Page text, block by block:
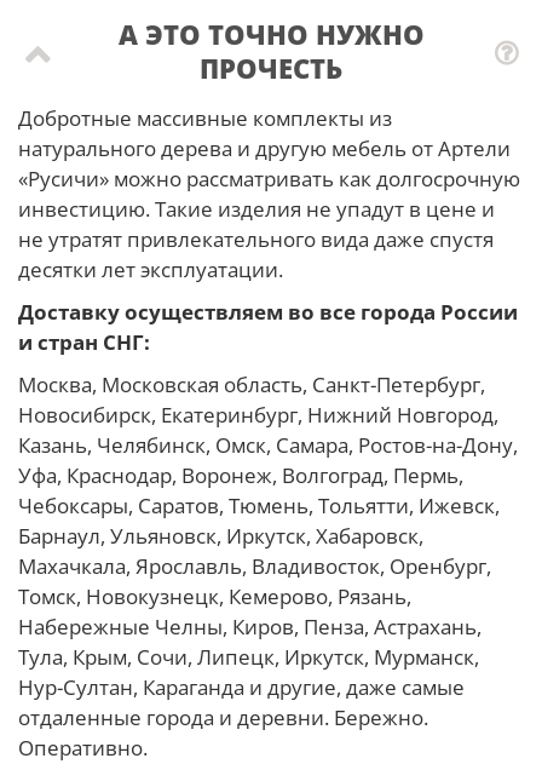
А ЭТО ТОЧНО НУЖНО
ПРОЧЕСТЬ
Добротные массивные комплекты из
натурального дерева и другую мебель от Артели
«Русичи» можно рассматривать как долгосрочную
инвестицию. Такие изделия не упадут в цене и
не утратят привлекательного вида даже спустя
десятки лет эксплуатации.
Доставку осуществляем во все города России
и стран СНГ:
Москва, Московская область, Санкт-Петербург,
Новосибирск, Екатеринбург, Нижний Новгород,
Казань, Челябинск, Омск, Самара, Ростов-на-Дону,
Уфа, Краснодар, Воронеж, Волгоград, Пермь,
Чебоксары, Саратов, Тюмень, Тольятти, Ижевск,
Барнаул, Ульяновск, Иркутск, Хабаровск,
Махачкала, Ярославль, Владивосток, Оренбург,
Томск, Новокузнецк, Кемерово, Рязань,
Набережные Челны, Киров, Пенза, Астрахань,
Тула, Крым, Сочи, Липецк, Иркутск, Мурманск,
Нур-Султан, Караганда и другие, даже самые
отдаленные города и деревни. Бережно.
Оперативно.